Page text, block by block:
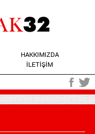
HAKKIMIZDA
İLETİŞİM